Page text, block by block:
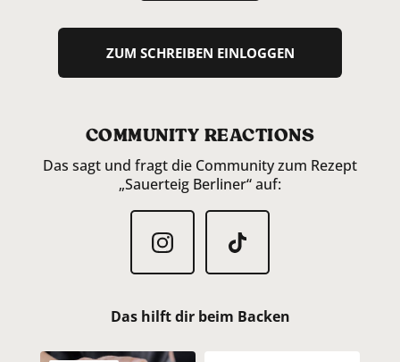
ZUM SCHREIBEN EINLOGGEN
COMMUNITY REACTIONS
Das sagt und fragt die Community zum Rezept
„Sauerteig Berliner“ auf:
Das hilft dir beim Backen